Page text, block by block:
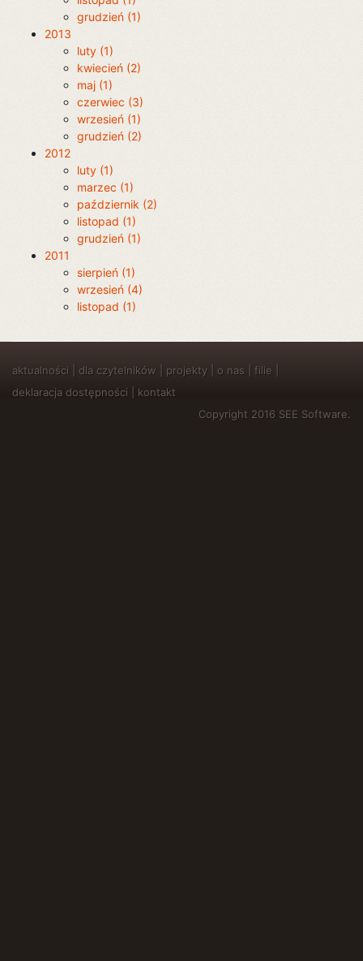
grudzień (1)
2013
luty (1)
kwiecień (2)
maj (1)
czerwiec (3)
wrzesień (1)
grudzień (2)
2012
luty (1)
marzec (1)
październik (2)
listopad (1)
grudzień (1)
2011
sierpień (1)
wrzesień (4)
listopad (1)
aktualności dla czytelników projekty o nas filie
deklaracja dostępności
kontakt
Copyright 2016 SEE Software.